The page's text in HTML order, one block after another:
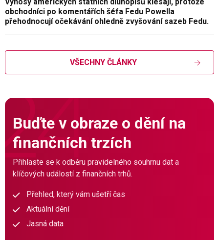
obchodníci po komentářích šéfa Fedu Powella
přehodnocují očekávání ohledně zvyšování sazeb Fedu.
VŠECHNY ČLÁNKY
Buďte v obraze o dění na
finančních trzích
Přihlaste se k odběru pravidelného souhrnu dat a
klíčových událostí z finančních trhů.
Přehled, který vám ušetří čas
Aktuální dění
Jasná data